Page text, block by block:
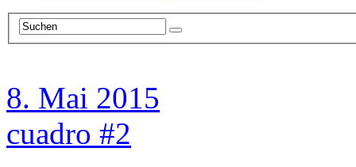
8. Mai 2015
cuadro #2